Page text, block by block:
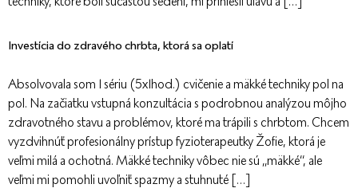
Investícia do zdravého chrbta, ktorá sa oplatí
Absolvovala som 1 sériu (5x1hod.) cvičenie a mäkké techniky pol na
pol. Na začiatku vstupná konzultácia s podrobnou analýzou môjho
zdravotného stavu a problémov, ktoré ma trápili s chrbtom. Chcem
vyzdvihnúť profesionálny prístup fyzioterapeutky Žofie, ktorá je
veľmi milá a ochotná. Mäkké techniky vôbec nie sú „mäkké“, ale
veľmi mi pomohli uvoľniť spazmy a stuhnuté […]